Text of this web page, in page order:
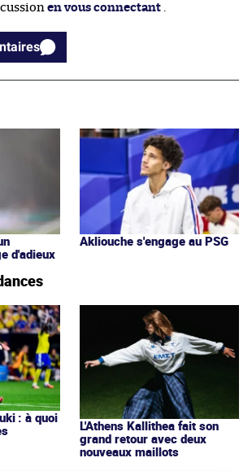
en vous connectant
d'adieux
Akliouche s'engage au PSG
: à quoi
L'Athens Kallithea fait son
grand retour avec deux
nouveaux maillots